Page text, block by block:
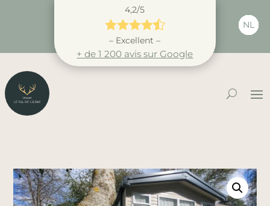
4,2/5

– Excellent –
+ de 1 200 avis sur Google
NL